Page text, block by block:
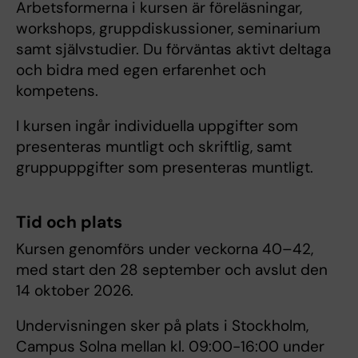
Arbetsformerna i kursen är föreläsningar,
workshops, gruppdiskussioner, seminarium
samt självstudier. Du förväntas aktivt deltaga
och bidra med egen erfarenhet och
kompetens.
I kursen ingår individuella uppgifter som
presenteras muntligt och skriftlig, samt
gruppuppgifter som presenteras muntligt.
Tid och plats
Kursen genomförs under veckorna 40–42,
med start den 28 september och avslut den
14 oktober 2026.
Undervisningen sker på plats i Stockholm,
Campus Solna mellan kl. 09:00-16:00 under